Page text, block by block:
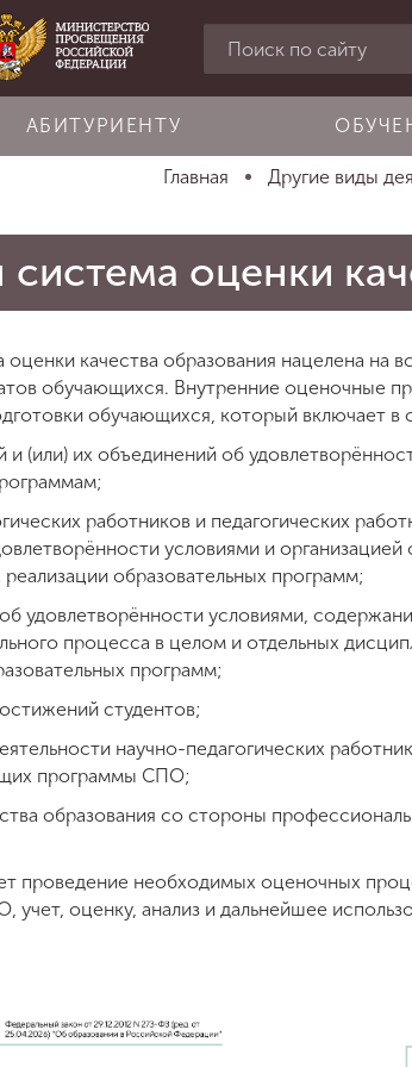
АБИТУРИЕНТУ
Главная Другие виды
система оценки
оценки качества образования нацелена на
обучающихся. Внутренние оценочные
обучающихся, который включает в
(или) их объединений об
работников и педагогических
условиями и организацией
образовательных программ;
удовлетворённости условиями,
процесса в целом и отдельных
программ;
студентов;
научно-педагогических
программы СПО;
образования со стороны
проведение необходимых оценочных
оценку, анализ и дальнейшее